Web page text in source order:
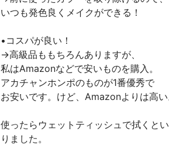
いつも発色良くメイクができる！
•コスパが良い！
→高級品ももちろんありますが、
私はAmazonなどで安いものを購入。
アカチャンホンポのものが1番優秀で
お安いです。けど、Amazonよりは高い
使ったらウェットティッシュで拭くと
りました。